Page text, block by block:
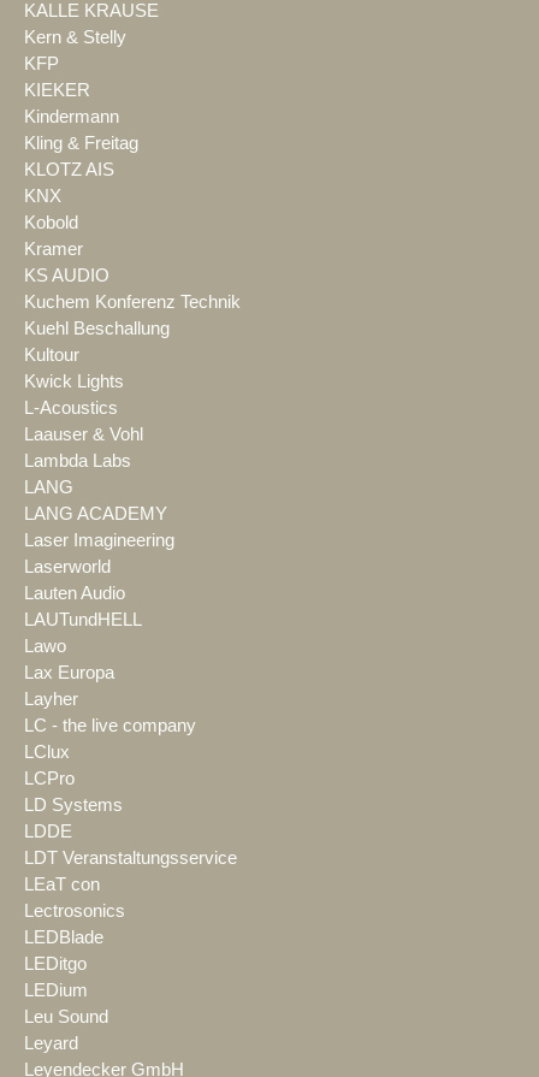
KALLE KRAUSE
Kern & Stelly
KFP
KIEKER
Kindermann
Kling & Freitag
KLOTZ AIS
KNX
Kobold
Kramer
KS AUDIO
Kuchem Konferenz Technik
Kuehl Beschallung
Kultour
Kwick Lights
L-Acoustics
Laauser & Vohl
Lambda Labs
LANG
LANG ACADEMY
Laser Imagineering
Laserworld
Lauten Audio
LAUTundHELL
Lawo
Lax Europa
Layher
LC - the live company
LClux
LCPro
LD Systems
LDDE
LDT Veranstaltungsservice
LEaT con
Lectrosonics
LEDBlade
LEDitgo
LEDium
Leu Sound
Leyard
Leyendecker GmbH